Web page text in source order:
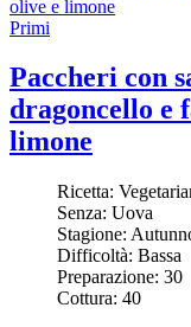
Primi
Paccheri con
dragoncello e
limone
Ricetta:
Senza: Uova
Stagione:
Difficoltà: Bassa
Preparazione: 30
Cottura: 40